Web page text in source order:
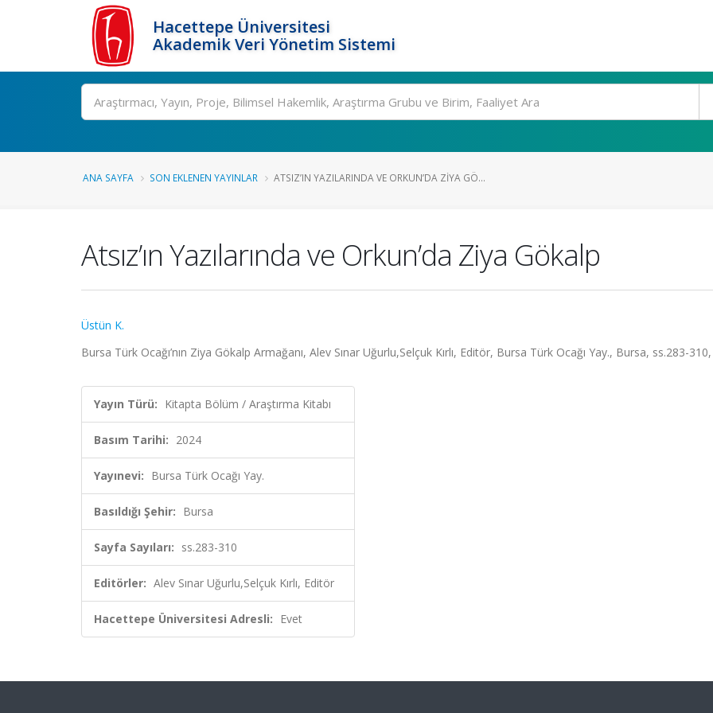
Hacettepe Üniversitesi
Akademik Veri Yönetim Sistemi
Ara
ANA SAYFA SON EKLENEN YAYINLAR ATSIZ’IN YAZILARINDA VE ORKUN’DA ZIYA GÖ...
Atsız’ın Yazılarında ve Orkun’da Ziya Gökalp
Üstün K.
Bursa Türk Ocağı’nın Ziya Gökalp Armağanı, Alev Sınar Uğurlu,Selçuk Kırlı, Editör, Bursa Türk Ocağı Yay., Bursa, ss.283-
Yayın Türü: Kitapta Bölüm / Araştırma Kitabı
Basım Tarihi: 2024
Yayınevi: Bursa Türk Ocağı Yay.
Basıldığı Şehir: Bursa
Sayfa Sayıları: ss.283-310
Editörler: Alev Sınar Uğurlu,Selçuk Kırlı, Editör
Hacettepe Üniversitesi Adresli: Evet